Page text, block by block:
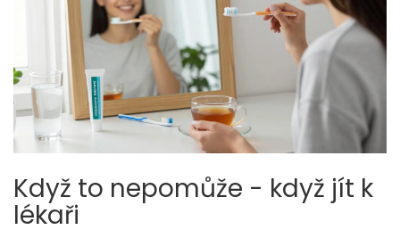
Když to nepomůže - když jít k
lékaři